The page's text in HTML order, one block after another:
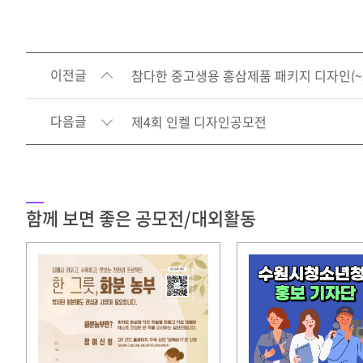
이전글 참다한 중고생용 홍삼제품 패키지 디자인
다음글 제4회 인켈 디자인공모전
함께 보면 좋은 공모전/대외활동